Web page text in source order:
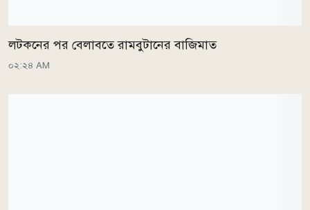
লটকনের পর বেলাবতে রামবুটানের বাজিমাত
০২:২৪ AM